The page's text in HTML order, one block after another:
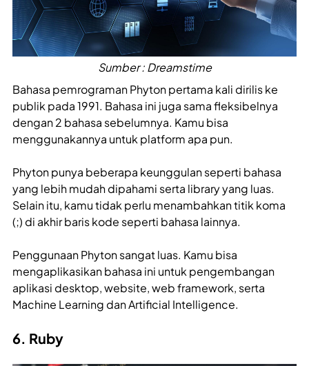
Sumber : Dreamstime
Bahasa pemrograman Phyton pertama kali dirilis ke
publik pada 1991. Bahasa ini juga sama fleksibelnya
dengan 2 bahasa sebelumnya. Kamu bisa
menggunakannya untuk platform apa pun.
Phyton punya beberapa keunggulan seperti bahasa
yang lebih mudah dipahami serta library yang luas.
Selain itu, kamu tidak perlu menambahkan titik koma
(;) di akhir baris kode seperti bahasa lainnya.
Penggunaan Phyton sangat luas. Kamu bisa
mengaplikasikan bahasa ini untuk pengembangan
aplikasi desktop, website, web framework, serta
Machine Learning dan Artificial Intelligence.
6. Ruby